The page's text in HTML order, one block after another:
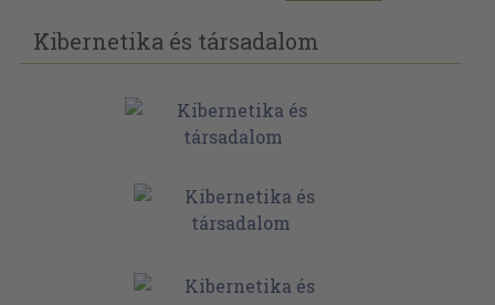
Kibernetika és társadalom